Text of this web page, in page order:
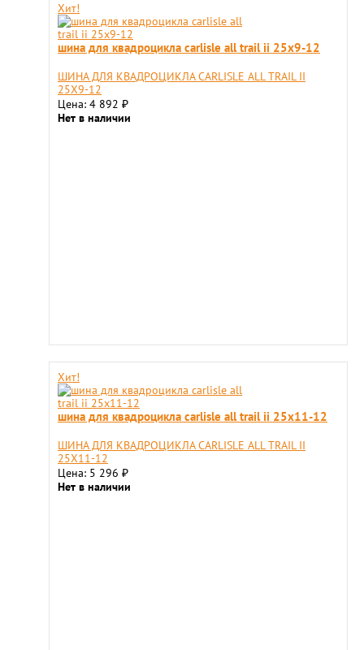
Хит!
шина для квадроцикла carlisle all trail ii 25x9-12
ШИНА ДЛЯ КВАДРОЦИКЛА CARLISLE ALL TRAIL II
25X9-12
Цена: 4 892 ₽
Нет в наличии
Хит!
шина для квадроцикла carlisle all trail ii 25x11-12
ШИНА ДЛЯ КВАДРОЦИКЛА CARLISLE ALL TRAIL II
25X11-12
Цена: 5 296 ₽
Нет в наличии